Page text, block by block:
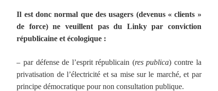
Il est donc normal que des usagers (devenus « clients »
de force) ne veuillent pas du Linky par conviction
républicaine et écologique :
–par défense de l’esprit républicain (res publica) contre la
privatisation de l’électricité et sa mise sur le marché, et par
principe démocratique pour non consultation publique.